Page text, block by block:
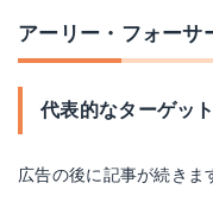
アーリー・フォーサ
代表的なターゲッ
広告の後に記事が続きま